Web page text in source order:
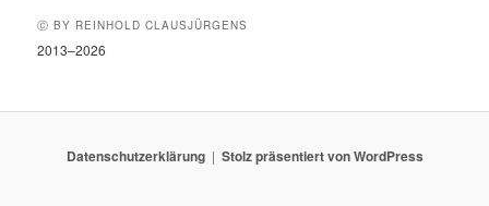
Ⓒ BY REINHOLD CLAUSJÜRGENS
2013–2026
Datenschutzerklärung Stolz präsentiert von WordPress